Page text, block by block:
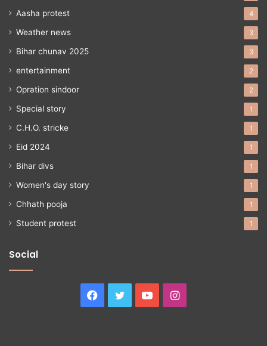
Aasha protest 4
Weather news 3
Bihar chunav 2025 3
entertainment 2
Opration sindoor 2
Special story 1
C.H.O. stricke 1
Eid 2024 1
Bihar divs 1
Women's day story 1
Chhath pooja 1
Student protest 1
Social
Facebook
Twitter YouTubeInstagram